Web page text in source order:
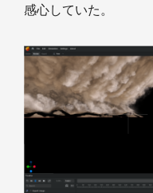
感心していた。